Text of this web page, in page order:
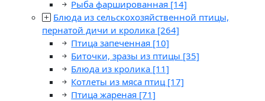
Рыба фаршированная [14]
Блюда из сельскохозяйственной птицы,
пернатой дичи и кролика [264]
Птица запеченная [10]
Биточки, зразы из птицы [35]
Блюда из кролика [11]
Котлеты из мяса птиц [17]
Птица жареная [71]